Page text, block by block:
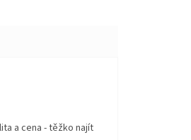
a cena - těžko najít